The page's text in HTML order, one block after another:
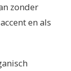
zonder
en als